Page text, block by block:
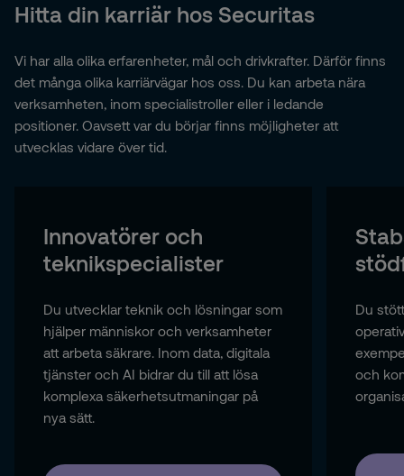
Hitta din karriär hos Securitas
Vi har alla olika erfarenheter, mål och drivkrafter. Därför finns
det många olika karriärvägar hos oss. Du kan arbeta nära
verksamheten, inom specialistroller eller i ledande
positioner. Oavsett var du börjar finns möjligheter att
utvecklas vidare över tid.
Innovatörer och
teknikspecialister
Du utvecklar teknik och lösningar som
hjälper människor och verksamheter
att arbeta säkrare. Inom data, digitala
tjänster och AI bidrar du till att lösa
komplexa säkerhetsutmaningar på
nya sätt.
Du
och